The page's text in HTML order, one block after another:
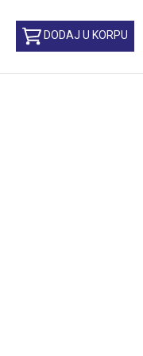
DODAJ U KORPU